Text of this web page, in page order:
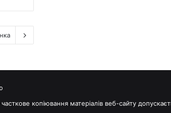
копіювання матеріалів веб-сайту